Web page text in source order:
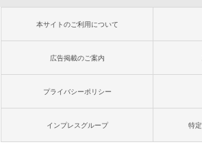
本サイトのご利用について
広告掲載のご案内
プライバシーポリシー
インプレスグループ 特